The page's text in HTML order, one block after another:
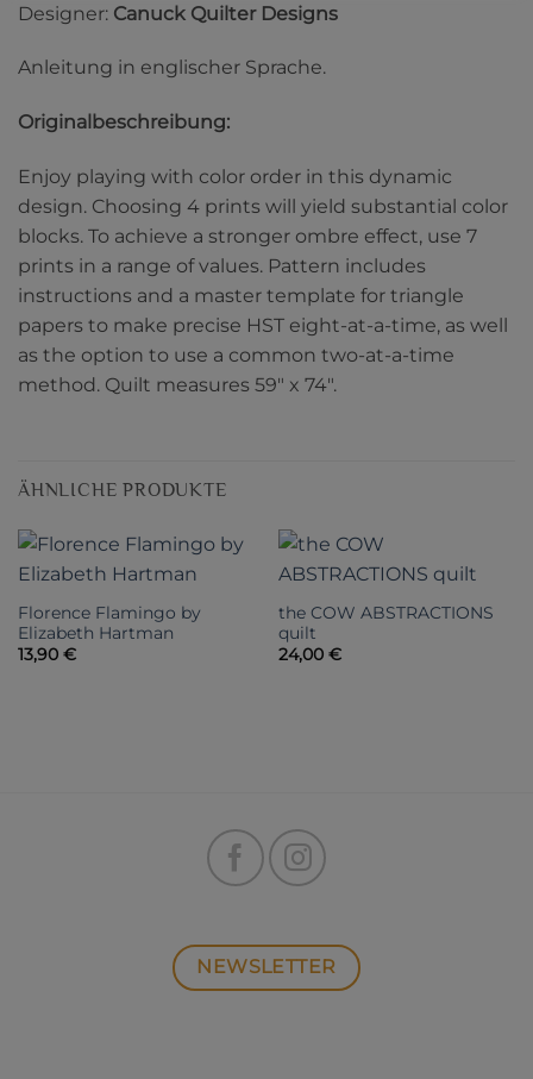
Designer: Canuck Quilter Designs
Anleitung in englischer Sprache.
Originalbeschreibung:
Enjoy playing with color order in this dynamic
design. Choosing 4 prints will yield substantial color
blocks. To achieve a stronger ombre effect, use 7
prints in a range of values. Pattern includes
instructions and a master template for triangle
papers to make precise HST eight-at-a-time, as well
as the option to use a common two-at-a-time
method. Quilt measures 59″ x 74″.
ÄHNLICHE PRODUKTE
Florence Flamingo by
Elizabeth Hartman
13,90 €
the COW ABSTRACTIONS
quilt
24,00 €
NEWSLETTER